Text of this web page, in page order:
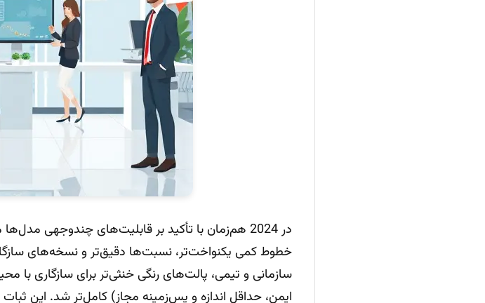
در 2024 هم‌زمان با تأکید بر قابلیت‌های چندوجهی مدل‌ها مانند
سازمانی و تیمی، پالت‌های رنگی خنثی‌تر برای سازگاری با